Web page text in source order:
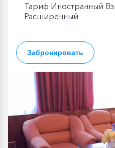
Тариф Иностранный
Расширенный
Забронировать